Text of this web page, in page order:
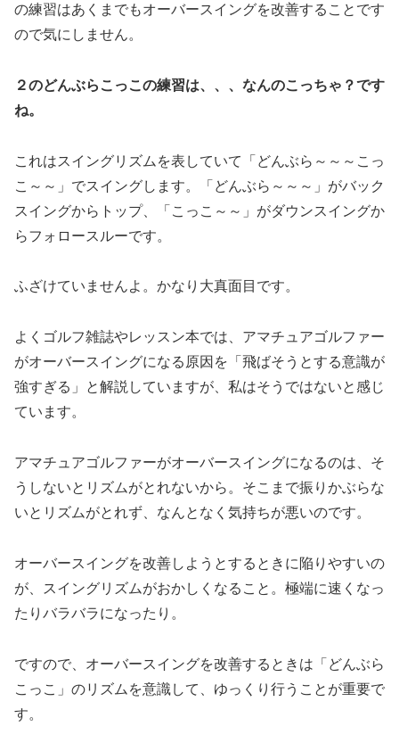
の練習はあくまでもオーバースイングを改善することです
ので気にしません。
２のどんぶらこっこの練習は、、、なんのこっちゃ？です
ね。
これはスイングリズムを表していて「どんぶら～～～こっ
こ～～」でスイングします。「どんぶら～～～」がバック
スイングからトップ、「こっこ～～」がダウンスイングか
らフォロースルーです。
ふざけていませんよ。かなり大真面目です。
よくゴルフ雑誌やレッスン本では、アマチュアゴルファー
がオーバースイングになる原因を「飛ばそうとする意識が
強すぎる」と解説していますが、私はそうではないと感じ
ています。
アマチュアゴルファーがオーバースイングになるのは、そ
うしないとリズムがとれないから。そこまで振りかぶらな
いとリズムがとれず、なんとなく気持ちが悪いのです。
オーバースイングを改善しようとするときに陥りやすいの
が、スイングリズムがおかしくなること。極端に速くなっ
たりバラバラになったり。
ですので、オーバースイングを改善するときは「どんぶら
こっこ」のリズムを意識して、ゆっくり行うことが重要で
す。